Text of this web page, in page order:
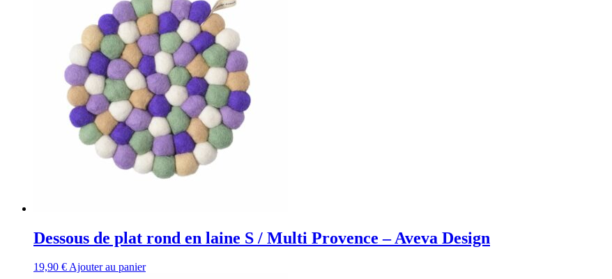
Dessous de plat rond en laine S / Multi Provence – Aveva Design
19,90 €Ajouter au panier